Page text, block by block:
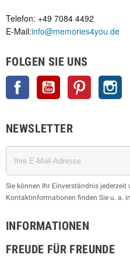
Telefon: +49 7084 4492
E-Mail:info@memories4you.de
FOLGEN SIE UNS
Facebook YouTube Pinterest
NEWSLETTER
Sie können Ihr Einverständnis jederzeit
Kontaktinformationen finden Sie u. a.
INFORMATIONEN
FREUDE FÜR FREUNDE